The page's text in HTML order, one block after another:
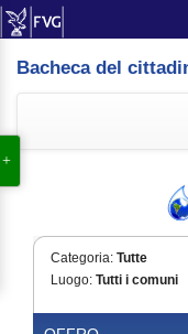
Bacheca del
Categoria: Tutte
Luogo: Tutti i comuni